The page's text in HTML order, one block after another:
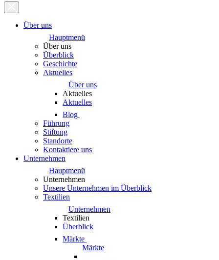
Über uns
Hauptmenü
Über uns
Überblick
Geschichte
Aktuelles
Über uns
Aktuelles
Aktuelles
Blog
Führung
Stiftung
Standorte
Kontaktiere uns
Unternehmen
Hauptmenü
Unternehmen
Unsere Unternehmen im Überblick
Textilien
Unternehmen
Textilien
Überblick
Märkte
Märkte